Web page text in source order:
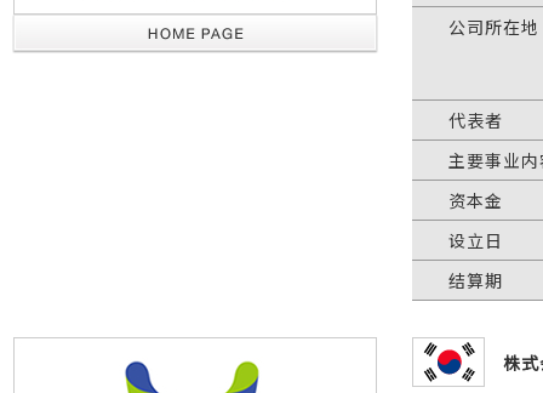
公司所在地
代表者
主要事业
资本金
设立日
结算期
株